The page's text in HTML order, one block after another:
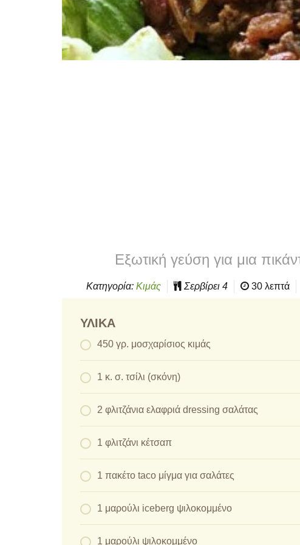
Εξωτική γεύση για μια
Κατηγορία: Κιμάς Σερβίρει 4 30 λεπτά
ΥΛΙΚΆ
450 γρ. μοσχαρίσιος κιμάς
1 κ. σ. τσίλι (σκόνη)
2 φλιτζάνια ελαφριά dressing σαλάτας
1 φλιτζάνι κέτσαπ
1 πακέτο taco μίγμα για σαλάτες
1 μαρούλι iceberg ψιλοκομμένο
1 μαρούλι ψιλοκομμένο